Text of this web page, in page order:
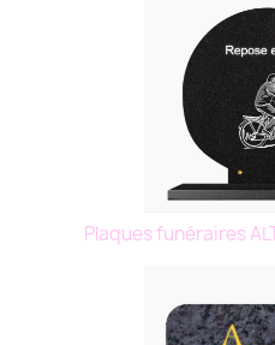
Plaques funéraires